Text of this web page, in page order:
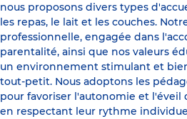
nous proposons divers types
les repas, le lait et les couches.
professionnelle, engagée dans
parentalité, ainsi que nos valeurs
un environnement stimulant et
tout-petit. Nous adoptons les
pour favoriser l'autonomie et l'éveil
en respectant leur rythme